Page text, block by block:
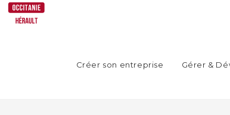
Créer son entreprise Gérer &